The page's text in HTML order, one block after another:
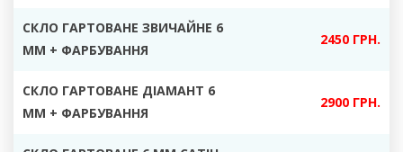
СКЛО ГАРТОВАНЕ ЗВИЧАЙНЕ 6
ММ + ФАРБУВАННЯ
2450 ГРН.
СКЛО ГАРТОВАНЕ ДІАМАНТ 6
ММ + ФАРБУВАННЯ
2900 ГРН.